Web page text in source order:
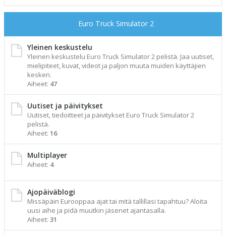
Euro Truck Simulator 2
Yleinen keskustelu
Yleinen keskustelu Euro Truck Simulator 2 pelistä. Jaa uutiset,
mielipiteet, kuvat, videot ja paljon muuta muiden käyttäjien
kesken.
Aiheet: 47
Uutiset ja päivitykset
Uutiset, tiedoitteet ja päivitykset Euro Truck Simulator 2
pelistä.
Aiheet: 16
Multiplayer
Aiheet: 4
Ajopäiväblogi
Missäpäin Eurooppaa ajat tai mitä tallillasi tapahtuu? Aloita
uusi aihe ja pidä muutkin jäsenet ajantasalla.
Aiheet: 31